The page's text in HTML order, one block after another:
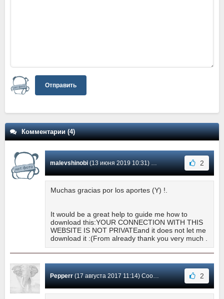
Отправить
Комментарии (4)
malevshinobi(13 июня 2019 10:31) Сообщение #4 2
Muchas gracias por los aportes (Y) !.
It would be a great help to guide me how to
download this:YOUR CONNECTION WITH THIS
WEBSITE IS NOT PRIVATEand it does not let me
download it :(From already thank you very much .
Pepperr(17 августа 2017 11:14) Сообщение #3 2